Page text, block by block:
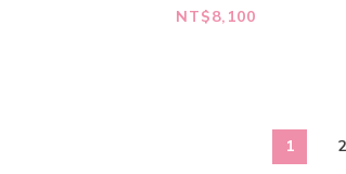
專輯 [Super Junior25]
NT$8,100
1 2